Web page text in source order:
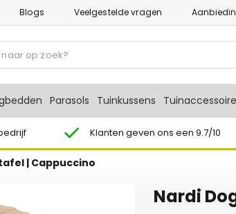
Blogs Veelgestelde vragen
Parasols Tuinkussens
Klanten geven ons een 9.7/10
| Cappuccino
Nardi